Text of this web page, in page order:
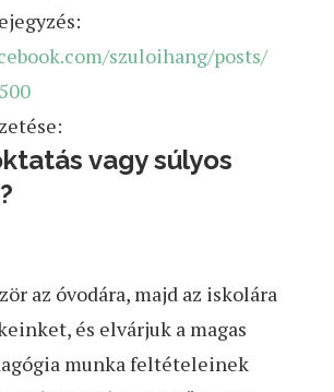
szuloihang/posts/
vagy súlyos
az óvodára, majd az iskolára
és elvárjuk a magas
munka feltételeinek